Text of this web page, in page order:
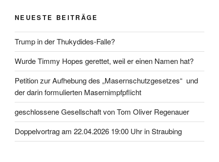
NEUESTE BEITRÄGE
Trump in der Thukydides-Falle?
Wurde Timmy Hopes gerettet, weil er einen Namen hat?
Petition zur Aufhebung des „Masernschutzgesetzes“ und
der darin formulierten Masernimpfpflicht
geschlossene Gesellschaft von Tom Oliver Regenauer
Doppelvortrag am 22.04.2026 19:00 Uhr in Straubing